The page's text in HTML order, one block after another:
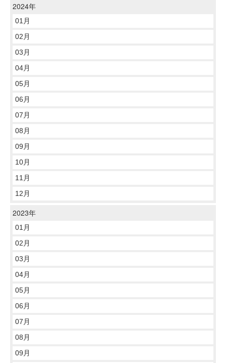
2024年
01月
02月
03月
04月
05月
06月
07月
08月
09月
10月
11月
12月
2023年
01月
02月
03月
04月
05月
06月
07月
08月
09月